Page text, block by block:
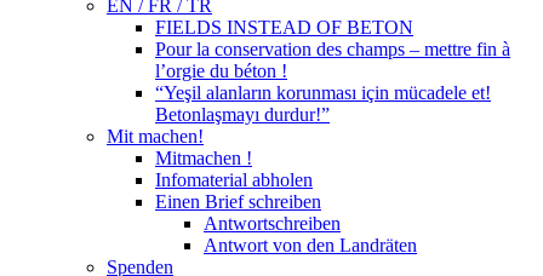
EN / FR / TR
FIELDS INSTEAD OF BETON
Pour la conservation des champs – mettre fin à
l’orgie du béton !
“Yeşil alanların korunması için mücadele et!
Betonlaşmayı durdur!”
Mit machen!
Mitmachen !
Infomaterial abholen
Einen Brief schreiben
Antwortschreiben
Antwort von den Landräten
Spenden